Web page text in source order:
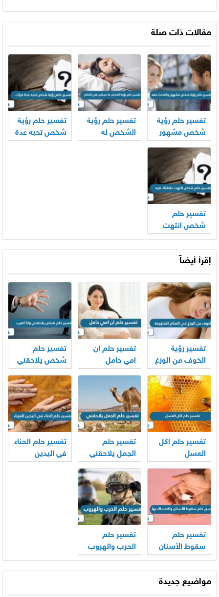
مقالات ذات صلة
تفسير حلم رؤية
شخص مشهور
والتحدث معه
تفسير حلم رؤية
الشخص له
تفسير حلم رؤية
شخص تحبه عدة
تفسير حلم
شخص انتهت
علاقتك فيه
إقرأ أيضاً
تفسير رؤية
الخوف من الوزغ
في المنام
للمتزوجة
تفسير حلم ان
امي حامل
تفسير حلم
شخص يلاحقني
وانا اهرب
تفسير حلم اكل
العسل
تفسير حلم
الجمل يلاحقني
تفسير حلم الحناء
في اليدين
تفسير حلم
سقوط الأسنان
والامساك بها
تفسير حلم
الحرب والهروب
مواضيع جديدة